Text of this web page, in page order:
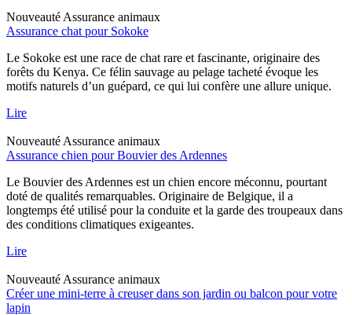
Nouveauté Assurance animaux
Assurance chat pour Sokoke
Le Sokoke est une race de chat rare et fascinante, originaire des
forêts du Kenya. Ce félin sauvage au pelage tacheté évoque les
motifs naturels d’un guépard, ce qui lui confère une allure unique.
Lire
Nouveauté Assurance animaux
Assurance chien pour Bouvier des Ardennes
Le Bouvier des Ardennes est un chien encore méconnu, pourtant
doté de qualités remarquables. Originaire de Belgique, il a
longtemps été utilisé pour la conduite et la garde des troupeaux dans
des conditions climatiques exigeantes.
Lire
Nouveauté Assurance animaux
Créer une mini-terre à creuser dans son jardin ou balcon pour votre
lapin